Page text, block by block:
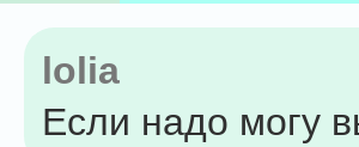
lolia
Если надо могу